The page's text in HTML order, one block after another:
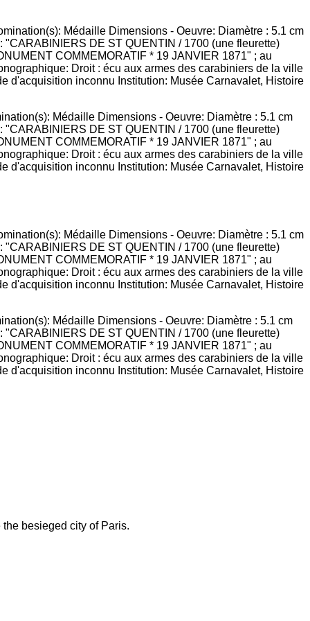
Médaille Dimensions - Oeuvre: Diamètre : 5.1 cm
DE ST QUENTIN / 1700 (une fleurette)
COMMEMORATIF * 19 JANVIER 1871" ; au
Droit : écu aux armes des carabiniers de la ville
d'acquisition inconnu Institution: Musée Carnavalet, Histoire
Médaille Dimensions - Oeuvre: Diamètre : 5.1 cm
DE ST QUENTIN / 1700 (une fleurette)
COMMEMORATIF * 19 JANVIER 1871" ; au
Droit : écu aux armes des carabiniers de la ville
d'acquisition inconnu Institution: Musée Carnavalet, Histoire
besieged city of Paris.